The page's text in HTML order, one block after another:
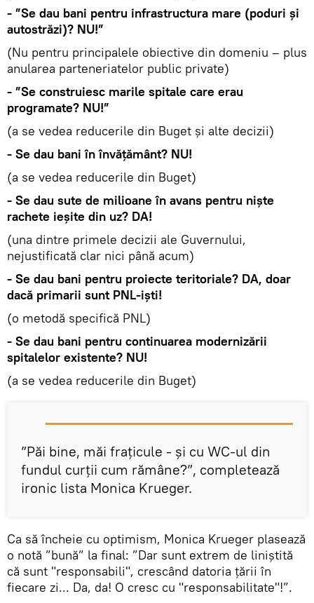
- ”Se dau bani pentru infrastructura mare (poduri și
autostrăzi)? NU!”
(Nu pentru principalele obiective din domeniu – plus
anularea parteneriatelor public private)
- ”Se construiesc marile spitale care erau
programate? NU!”
(a se vedea reducerile din Buget și alte decizii)
- Se dau bani în învățământ? NU!
(a se vedea reducerile din Buget)
- Se dau sute de milioane în avans pentru niște
rachete ieșite din uz? DA!
(una dintre primele decizii ale Guvernului,
nejustificată clar nici până acum)
- Se dau bani pentru proiecte teritoriale? DA, doar
dacă primarii sunt PNL-iști!
(o metodă specifică PNL)
- Se dau bani pentru continuarea modernizării
spitalelor existente? NU!
(a se vedea reducerile din Buget)
”Păi bine, măi frațicule - și cu WC-ul din
fundul curții cum rămâne?”, completează
ironic lista Monica Krueger.
Ca să încheie cu optimism, Monica Krueger plasează
o notă ”bună” la final: ”Dar sunt extrem de liniștită
că sunt "responsabili", crescând datoria țării în
fiecare zi... Da, da! O cresc cu "responsabilitate"!”.